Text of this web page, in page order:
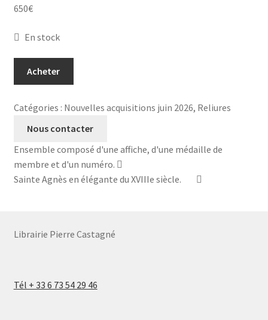
650€
En stock
épreuves
exécutées
par
F.
1900-
Acheter
Catégories : Nouvelles acquisitions juin 2026, Reliures
Nous contacter
Ensemble composé d'une affiche, d'une médaille de
membre et d'un numéro.
Sainte Agnès en élégante du XVIIIe siècle.
Librairie Pierre Castagné
Tél + 33 6 73 54 29 46